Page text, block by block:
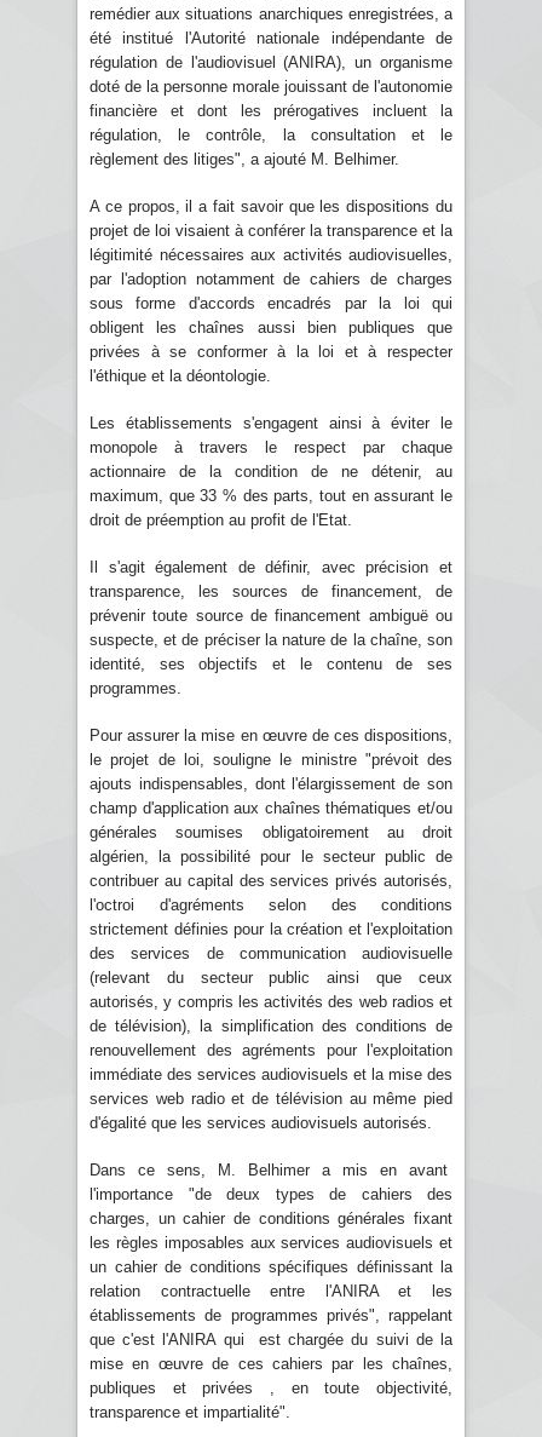
remédier aux situations anarchiques enregistrées, a
été institué l'Autorité nationale indépendante de
régulation de l'audiovisuel (ANIRA), un organisme
doté de la personne morale jouissant de l'autonomie
financière et dont les prérogatives incluent la
régulation, le contrôle, la consultation et le
règlement des litiges", a ajouté M. Belhimer.
A ce propos, il a fait savoir que les dispositions du
projet de loi visaient à conférer la transparence et la
légitimité nécessaires aux activités audiovisuelles,
par l'adoption notamment de cahiers de charges
sous forme d'accords encadrés par la loi qui
obligent les chaînes aussi bien publiques que
privées à se conformer à la loi et à respecter
l'éthique et la déontologie.
Les établissements s'engagent ainsi à éviter le
monopole à travers le respect par chaque
actionnaire de la condition de ne détenir, au
maximum, que 33 % des parts, tout en assurant le
droit de préemption au profit de l'Etat.
Il s'agit également de définir, avec précision et
transparence, les sources de financement, de
prévenir toute source de financement ambiguë ou
suspecte, et de préciser la nature de la chaîne, son
identité, ses objectifs et le contenu de ses
programmes.
Pour assurer la mise en œuvre de ces dispositions,
le projet de loi, souligne le ministre "prévoit des
ajouts indispensables, dont l'élargissement de son
champ d'application aux chaînes thématiques et/ou
générales soumises obligatoirement au droit
algérien, la possibilité pour le secteur public de
contribuer au capital des services privés autorisés,
l'octroi d'agréments selon des conditions
strictement définies pour la création et l'exploitation
des services de communication audiovisuelle
(relevant du secteur public ainsi que ceux
autorisés, y compris les activités des web radios et
de télévision), la simplification des conditions de
renouvellement des agréments pour l'exploitation
immédiate des services audiovisuels et la mise des
services web radio et de télévision au même pied
d'égalité que les services audiovisuels autorisés.
Dans ce sens, M. Belhimer a mis en avant
l'importance "de deux types de cahiers des
charges, un cahier de conditions générales fixant
les règles imposables aux services audiovisuels et
un cahier de conditions spécifiques définissant la
relation contractuelle entre l'ANIRA et les
établissements de programmes privés", rappelant
que c'est l'ANIRA qui est chargée du suivi de la
mise en œuvre de ces cahiers par les chaînes,
publiques et privées , en toute objectivité,
transparence et impartialité".